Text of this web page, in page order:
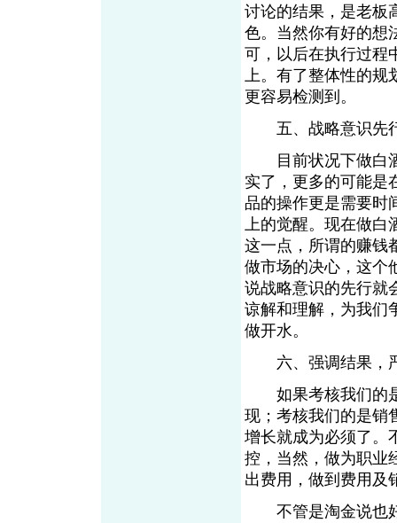
讨论的结果，是老板
色。当然你有好的想
可，以后在执行过程
上。有了整体性的规
更容易检测到。
五、战略意识先
目前状况下做白酒
实了，更多的可能是
品的操作更是需要时
上的觉醒。现在做白
这一点，所谓的赚钱
做市场的决心，这个
说战略意识的先行就
谅解和理解，为我们
做开水。
六、强调结果，
如果考核我们的是
现；考核我们的是销
增长就成为必须了。
控，当然，做为职业
出费用，做到费用及
不管是淘金说也好